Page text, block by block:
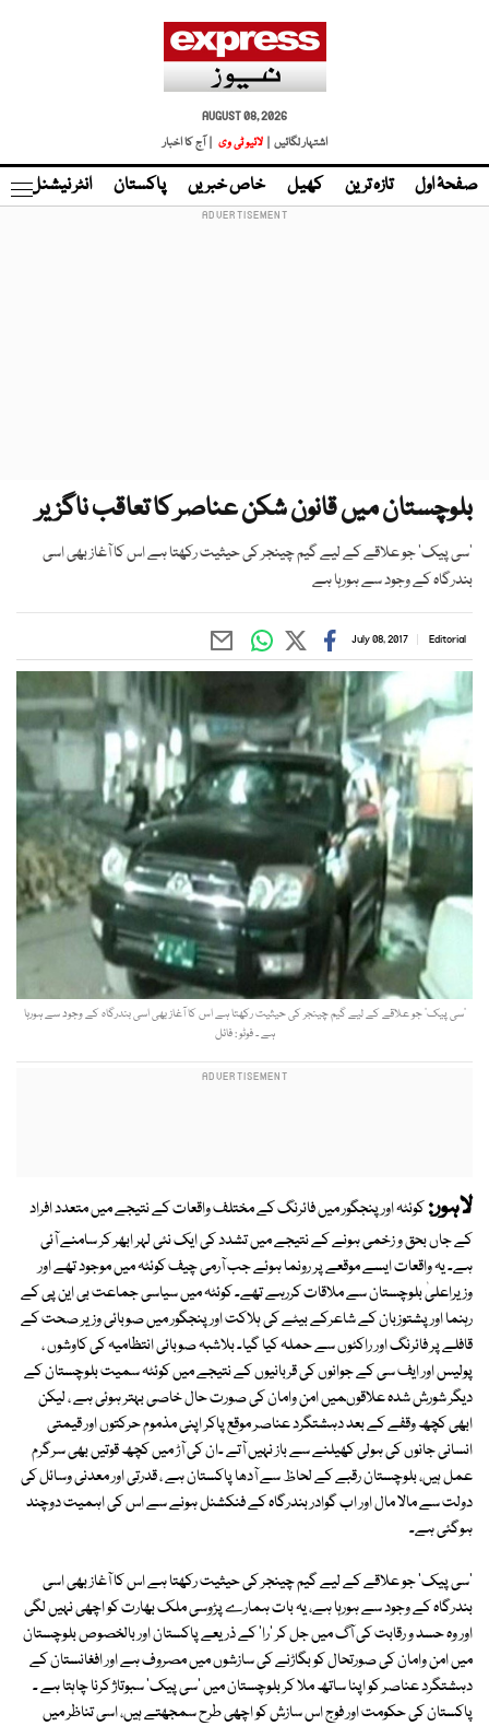
AUGUST 08, 2026
اشتہار لگائیں |
لائیو ٹی وی | آج کا اخبار
صفحۂ اول تازہ ترین کھیل خاص خبریں پاکستان انٹر نیشنل
بلوچستان میں قانون شکن عناصر کا تعاقب ناگزیر
’سی پیک‘ جو علاقے کے لیے گیم چینجر کی حیثیت رکھتا ہے اس کا آغاز بھی اسی
بندرگاہ کے وجود سے ہورہا ہے
Editorial
July 08, 2017
’سی پیک‘ جو علاقے کے لیے گیم چینجر کی حیثیت رکھتا ہے اس کا آغاز بھی اسی بندرگاہ کے وجود سے ہورہا
ہے ۔ فوٹو : فائل
لاہور:کوئٹہ اور پنجگور میں فائرنگ کے مختلف واقعات کے نتیجے میں متعدد افراد
کے جاں بحق و زخمی ہونے کے نتیجے میں تشدد کی ایک نئی لہر ابھر کر سامنے آئی
ہے۔ یہ واقعات ایسے موقعے پر رونما ہوئے جب آرمی چیف کوئٹہ میں موجود تھے اور
وزیراعلیٰ بلوچستان سے ملاقات کررہے تھے۔ کوئٹہ میں سیاسی جماعت بی این پی کے
رہنما اور پشتوزبان کے شاعرکے بیٹے کی ہلاکت اور پنجگور میں صوبائی وزیر صحت کے
قافلے پر فائرنگ اور راکٹوں سے حملہ کیا گیا۔ بلاشبہ صوبائی انتظامیہ کی کاوشوں ،
پولیس اور ایف سی کے جوانوں کی قربانیوں کے نتیجے میں کوئٹہ سمیت بلوچستان کے
دیگر شورش شدہ علاقوںمیں امن وامان کی صورت حال خاصی بہتر ہوئی ہے ، لیکن
ابھی کچھ وقفے کے بعد دہشتگرد عناصر موقع پاکر اپنی مذموم حرکتوں اور قیمتی
انسانی جانوں کی ہولی کھیلنے سے باز نہیں آتے ۔ان کی آڑ میں کچھ قوتیں بھی سرگرم
عمل ہیں، بلوچستان رقبے کے لحاظ سے آدھا پاکستان ہے ، قدرتی اور معدنی وسائل کی
دولت سے مالا مال اور اب گوادر بندرگاہ کے فنکشنل ہونے سے اس کی اہمیت دوچند
ہوگئی ہے۔
'سی پیک' جو علاقے کے لیے گیم چینجر کی حیثیت رکھتا ہے اس کا آغاز بھی اسی
بندرگاہ کے وجود سے ہورہا ہے، یہ بات ہمارے پڑوسی ملک بھارت کو اچھی نہیں لگی
اور وہ حسد و رقابت کی آگ میں جل کر 'را' کے ذریعے پاکستان اور بالخصوص بلوچستان
میں امن وامان کی صورتحال کو بگاڑنے کی سازشوں میں مصروف ہے اور افغانستان کے
دہشتگرد عناصر کو اپنا ساتھ ملا کر بلوچستان میں 'سی پیک' سبوتاژ کرنا چاہتا ہے ۔
پاکستان کی حکومت اور فوج اس سازش کو اچھی طرح سمجھتے ہیں، اسی تناظر میں